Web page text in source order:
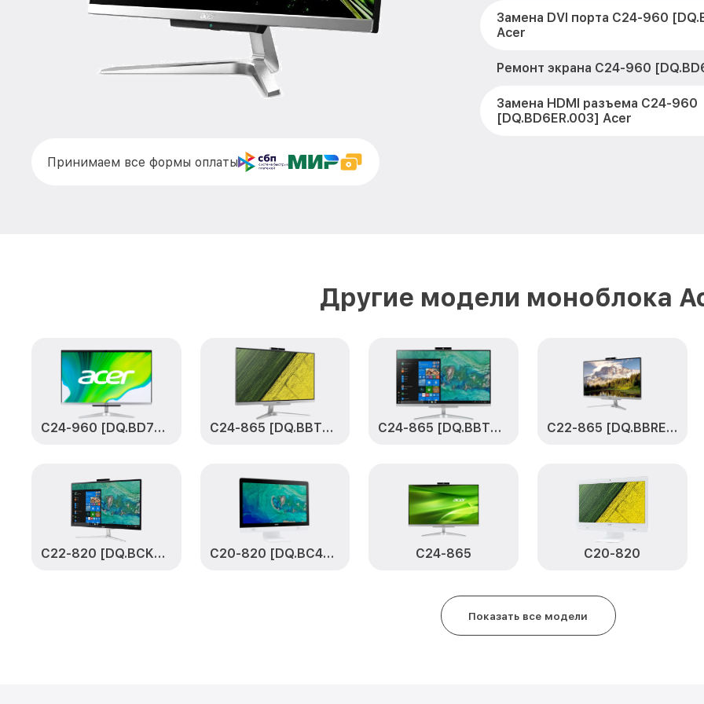
Замена DVI порта C24-960
Acer
Ремонт экрана C24-960
Замена HDMI разъема C24-960
[DQ.BD6ER.003] Acer
Замена батареи C24-960
[DQ.BD6ER.003] Acer
Замена станции airport C24-960
[DQ.BD6ER.003] Acer
Установка шлейфа дисплея
[DQ.BD6ER.003] Acer
Ремонт электроцепи C24-960
[DQ.BD6ER.003] Acer
Принимаем все формы оплаты
Другие модели моноблока
C24-960 [DQ.BD7ER.002] C24-865 [DQ.BBTER.020] C24-865 [DQ.BBTER.004] C22-865 [DQ.BBRER.016]
C22-820 [DQ.BCKER.012] C20-820 [DQ.BC4ER.007] C24-865 C20-820
Показать все модели